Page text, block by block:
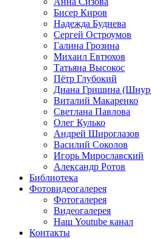
Бисер Киров
Надежда Буднева
Сергей Остроумов
Галина Грозина
Михаил Евтюхов
Татьяна Высокос
Пётр Глубокий
Диана Гришина
Виталий Макаренко
Светлана Павлова
Олег Кулько
Андрей Широглазов
Василий Соколов
Игорь Мирославский
Александр Ротов
Библиотека
Фотовидеогалерея
Фотогалерея
Видеогалерея
Наш Youtube канал
Контакты